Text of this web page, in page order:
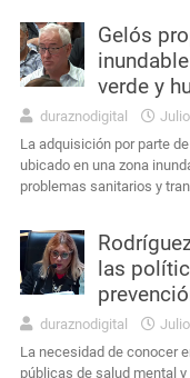
Gelós
verde y
duraznodigital
La adquisición por parte
ubicado en una zona
problemas sanitarios y
las
duraznodigital
La necesidad de conocer
públicas de salud mental